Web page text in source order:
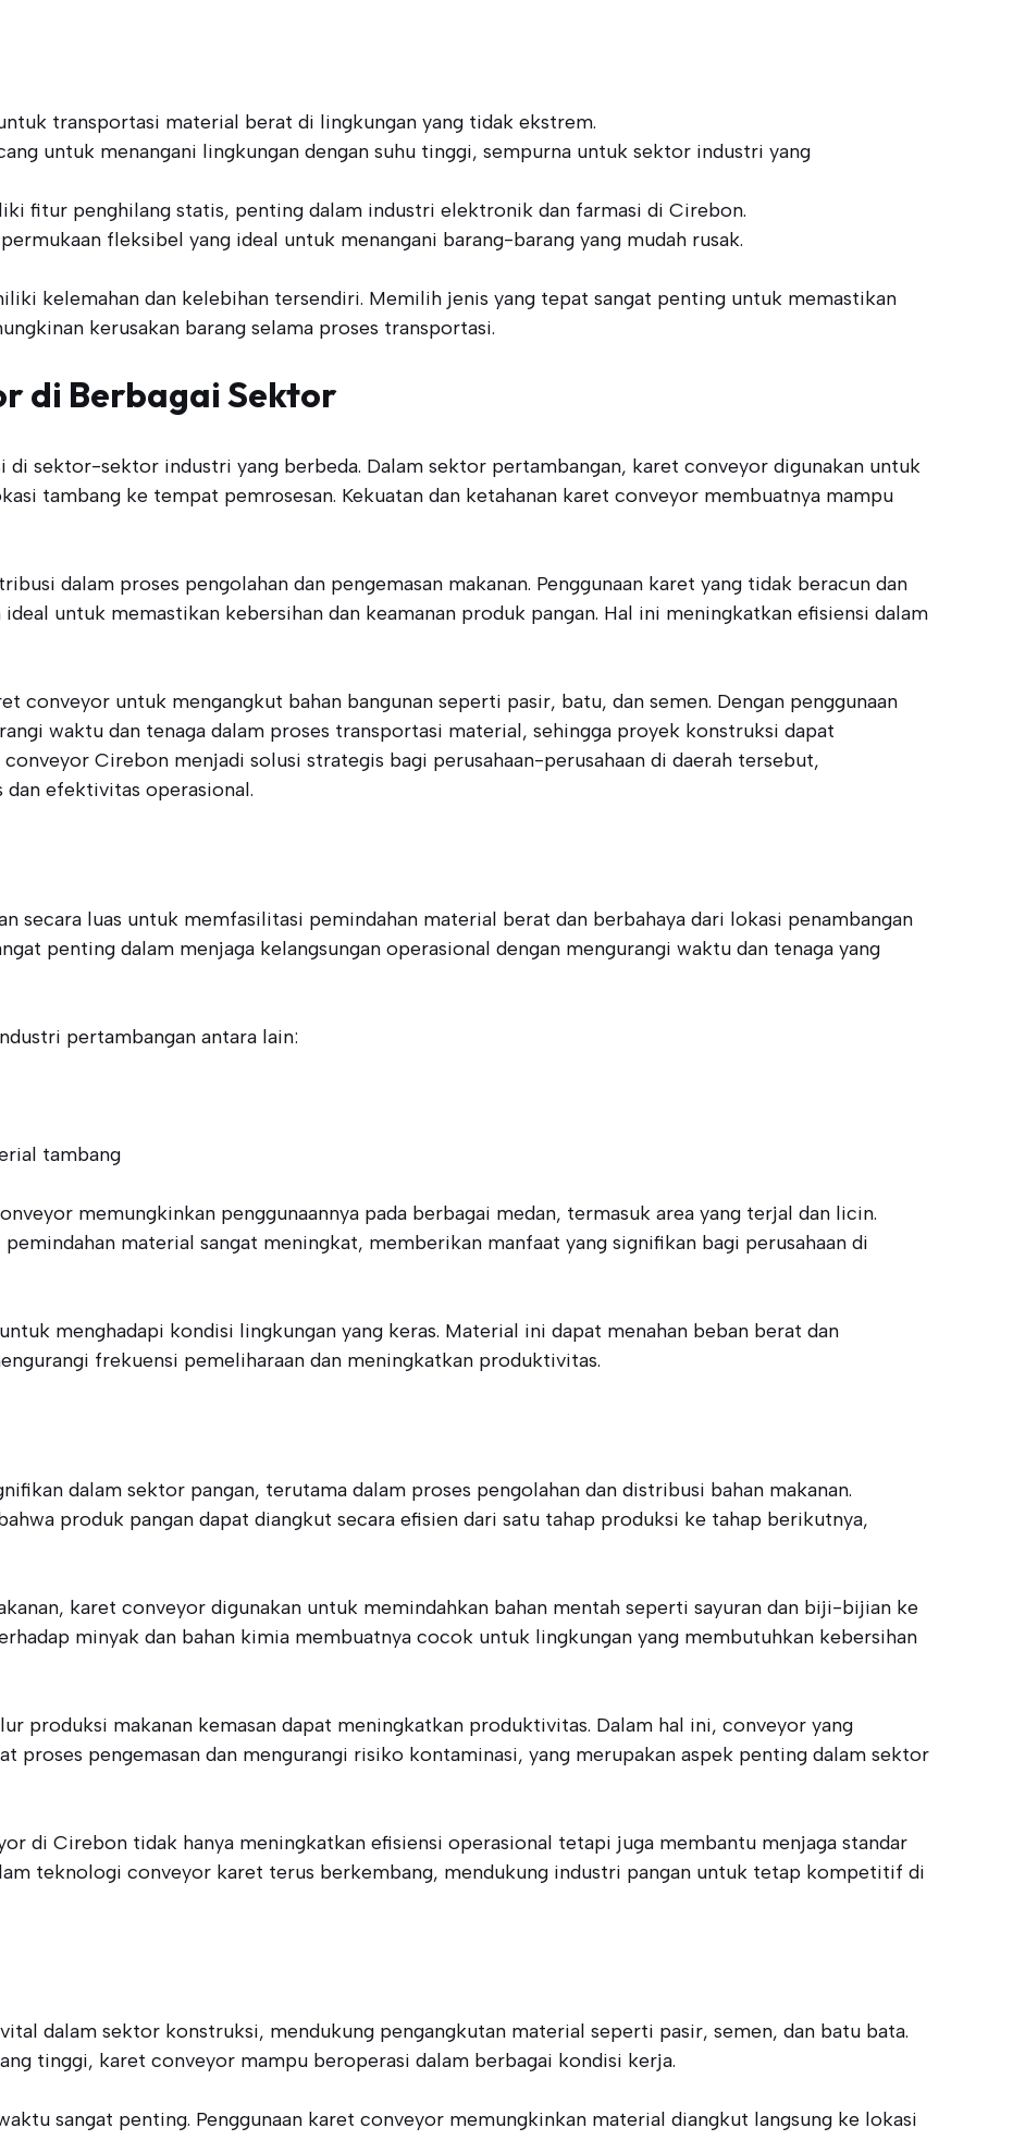
transportasi material berat di lingkungan yang tidak ekstrem.
untuk menangani lingkungan dengan suhu tinggi, sempurna untuk sektor industri yang
fitur penghilang statis, penting dalam industri elektronik dan farmasi di Cirebon.
fleksibel yang ideal untuk menangani barang-barang yang mudah rusak.
kelemahan dan kelebihan tersendiri. Memilih jenis yang tepat sangat penting untuk memastikan
kerusakan barang selama proses transportasi.
di Berbagai Sektor
sektor-sektor industri yang berbeda. Dalam sektor pertambangan, karet conveyor digunakan untuk
tambang ke tempat pemrosesan. Kekuatan dan ketahanan karet conveyor membuatnya mampu
dalam proses pengolahan dan pengemasan makanan. Penggunaan karet yang tidak beracun dan
untuk memastikan kebersihan dan keamanan produk pangan. Hal ini meningkatkan efisiensi dalam
conveyor untuk mengangkut bahan bangunan seperti pasir, batu, dan semen. Dengan penggunaan
waktu dan tenaga dalam proses transportasi material, sehingga proyek konstruksi dapat
Cirebon menjadi solusi strategis bagi perusahaan-perusahaan di daerah tersebut,
efektivitas operasional.
secara luas untuk memfasilitasi pemindahan material berat dan berbahaya dari lokasi penambangan
penting dalam menjaga kelangsungan operasional dengan mengurangi waktu dan tenaga yang
pertambangan antara lain:
tambang
memungkinkan penggunaannya pada berbagai medan, termasuk area yang terjal dan licin.
material sangat meningkat, memberikan manfaat yang signifikan bagi perusahaan di
menghadapi kondisi lingkungan yang keras. Material ini dapat menahan beban berat dan
frekuensi pemeliharaan dan meningkatkan produktivitas.
dalam sektor pangan, terutama dalam proses pengolahan dan distribusi bahan makanan.
produk pangan dapat diangkut secara efisien dari satu tahap produksi ke tahap berikutnya,
karet conveyor digunakan untuk memindahkan bahan mentah seperti sayuran dan biji-bijian ke
minyak dan bahan kimia membuatnya cocok untuk lingkungan yang membutuhkan kebersihan
produksi makanan kemasan dapat meningkatkan produktivitas. Dalam hal ini, conveyor yang
proses pengemasan dan mengurangi risiko kontaminasi, yang merupakan aspek penting dalam sektor
di Cirebon tidak hanya meningkatkan efisiensi operasional tetapi juga membantu menjaga standar
teknologi conveyor karet terus berkembang, mendukung industri pangan untuk tetap kompetitif di
dalam sektor konstruksi, mendukung pengangkutan material seperti pasir, semen, dan batu bata.
tinggi, karet conveyor mampu beroperasi dalam berbagai kondisi kerja.
sangat penting. Penggunaan karet conveyor memungkinkan material diangkut langsung ke lokasi